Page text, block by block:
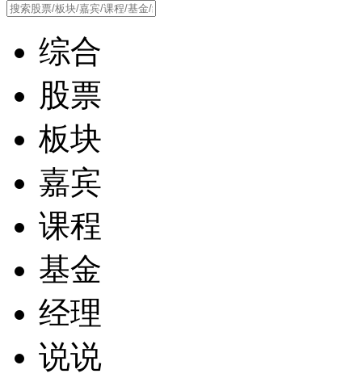
综合
股票
板块
嘉宾
课程
基金
经理
说说